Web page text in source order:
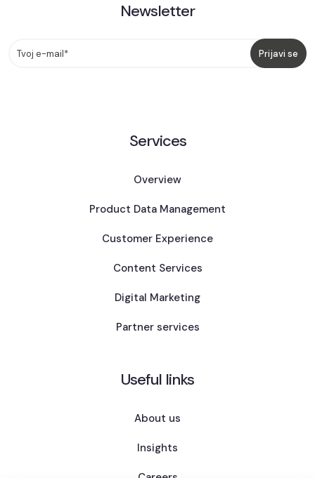
Newsletter
Services
Overview
Product Data Management
Customer Experience
Content Services
Digital Marketing
Partner services
Useful links
About us
Insights